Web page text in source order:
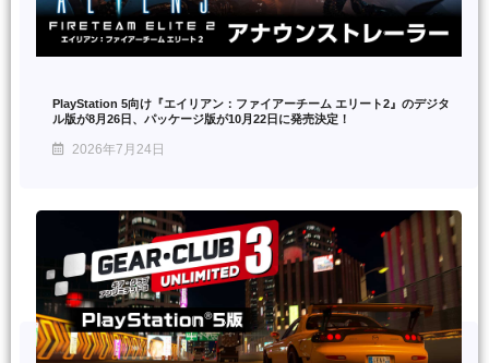
PlayStation 5向け『エイリアン：ファイアーチーム エリート2』のデジタ
ル版が8月26日、パッケージ版が10月22日に発売決定！
2026年7月24日